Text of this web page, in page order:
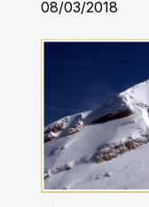
08/03/2018